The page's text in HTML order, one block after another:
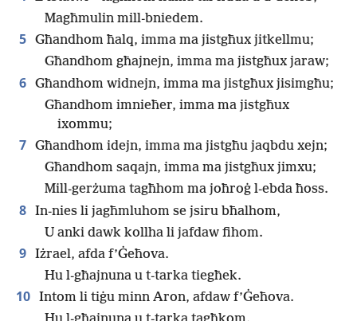
Magħmulin mill-bniedem.
5 Għandhom ħalq, imma ma jistgħux jitkellmu;
Għandhom għajnejn, imma ma jistgħux jaraw;
6 Għandhom widnejn, imma ma jistgħux jisimgħu;
Għandhom imnieħer, imma ma jistgħux
ixommu;
7 Għandhom idejn, imma ma jistgħu jaqbdu xejn;
Għandhom saqajn, imma ma jistgħux jimxu;
Mill-gerżuma tagħhom ma joħroġ l-ebda ħoss.
8 In-nies li jagħmluhom se jsiru bħalhom,
U anki dawk kollha li jafdaw fihom.
9 Iżrael, afda f’Ġeħova.
Hu l-għajnuna u t-tarka tiegħek.
10 Intom li tiġu minn Aron, afdaw f’Ġeħova.